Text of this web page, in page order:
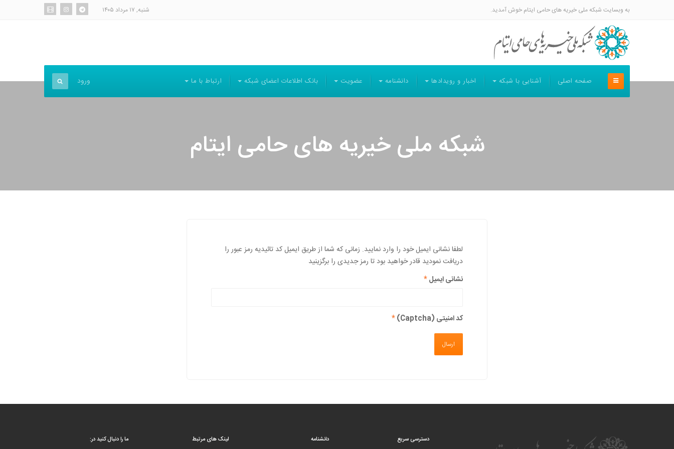
به وبسایت شبکه ملی خیریه های حامی ایتام خوش آمدید. شنبه, ۱۷ مرداد ۱۴۰۵
صفحه اصلی آشنایی با شبکه اخبار و رویدادها دانشنامه عضویت بانک اطلاعات اعضای شبکه ارتباط با ما ورود
شبکه ملی خیریه های حامی ایتام
لطفا نشانی ایمیل خود را وارد نمایید. زمانی که شما از طریق ایمیل کد تائیدیه رمز عبور را
دریافت نمودید قادر خواهید بود تا رمز جدیدی را برگزینید
نشانی ایمیل*
کد امنیتی (Captcha) *
ارسال
دسترسی سریع دانشنامه لینک های مرتبط ما را دنبال کنید در: